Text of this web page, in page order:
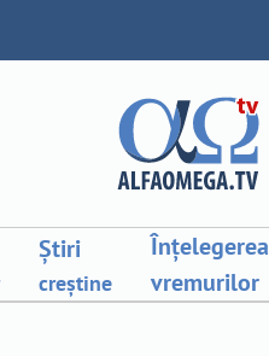
Știri
creștine
Înțelegerea
vremurilor